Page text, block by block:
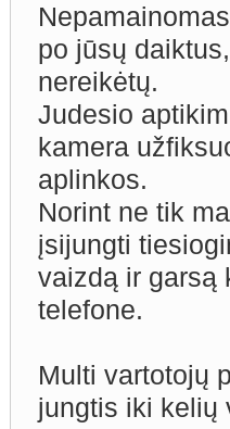
po jūsų
nereikėtų.
Judesio
kamera
aplinkos.
Norint ne tik
įsijungti
vaizdą ir garsą
telefone.
Multi vartotojų
jungtis iki kelių